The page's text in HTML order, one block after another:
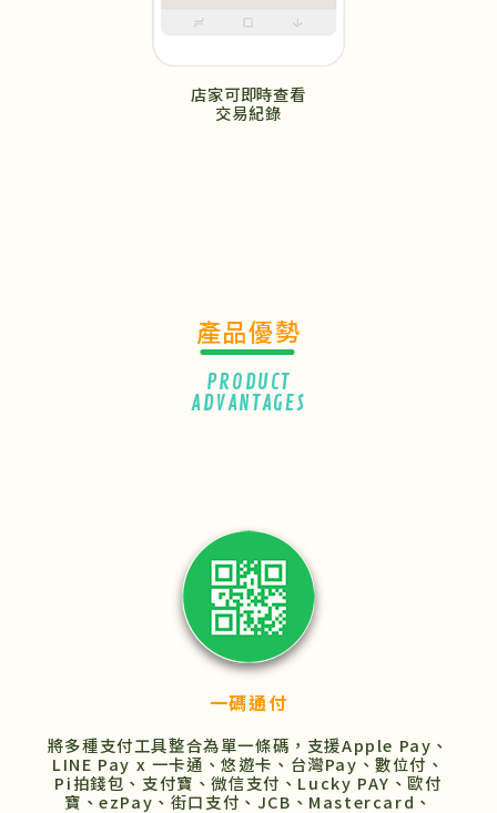
店家可即時查看
交易紀錄
產品優勢
PRODUCT
ADVANTAGES
一碼通付
將多種支付工具整合為單一條碼，支援Apple Pay、
LINE Pay x 一卡通、悠遊卡、台灣Pay、數位付、
Pi拍錢包、支付寶、微信支付、Lucky PAY、歐付
寶、ezPay、街口支付、JCB、Mastercard、